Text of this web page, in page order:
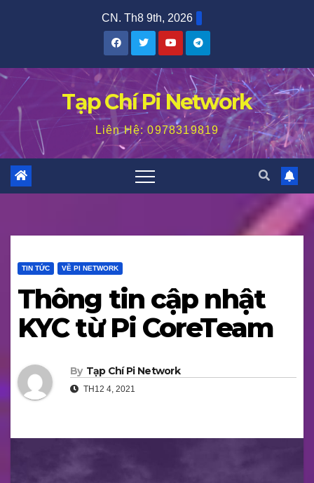
CN. Th8 9th, 2026
Tạp Chí Pi Network
Liên Hệ: 0978319819
TIN TỨC VỀ PI NETWORK
Thông tin cập nhật
KYC từ Pi CoreTeam
By Tạp Chí Pi Network
TH12 4, 2021